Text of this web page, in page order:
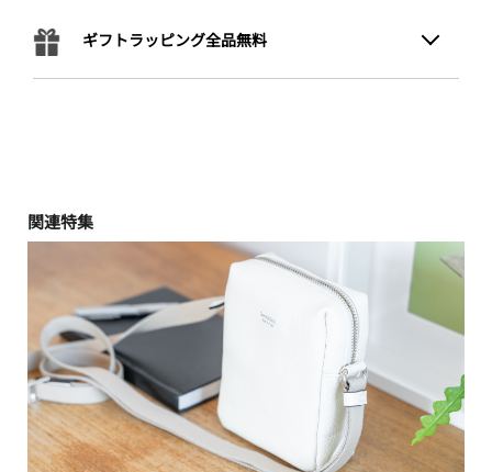
ギフトラッピング全品無料
関連特集